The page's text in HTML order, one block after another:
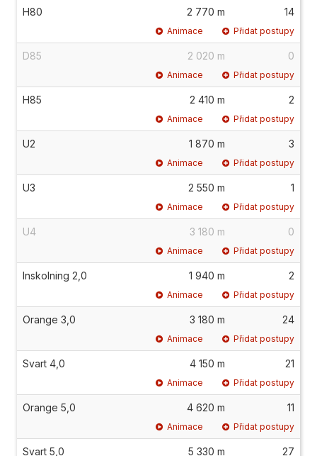
H80 2 770 m 14
Animace Přidat postupy
D85 2 020 m 0
Animace Přidat postupy
H85 2 410 m 2
Animace Přidat postupy
U2 1 870 m 3
Animace Přidat postupy
U3 2 550 m 1
Animace Přidat postupy
U4 3 180 m 0
Animace Přidat postupy
Inskolning 2,0 1 940 m 2
Animace Přidat postupy
Orange 3,0 3 180 m 24
Animace Přidat postupy
Svart 4,0 4 150 m 21
Animace Přidat postupy
Orange 5,0 4 620 m 11
Animace Přidat postupy
Svart 5,0 5 330 m 27